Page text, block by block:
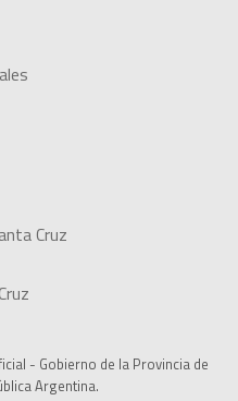
Cruz
- Gobierno de la Provincia de
Argentina.